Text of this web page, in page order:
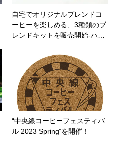
自宅でオリジナルブレンドコ
ーヒーを楽しめる、3種類のブ
レンドキットを販売開始-ハ…
“中央線コーヒーフェスティバ
ル 2023 Spring”を開催！